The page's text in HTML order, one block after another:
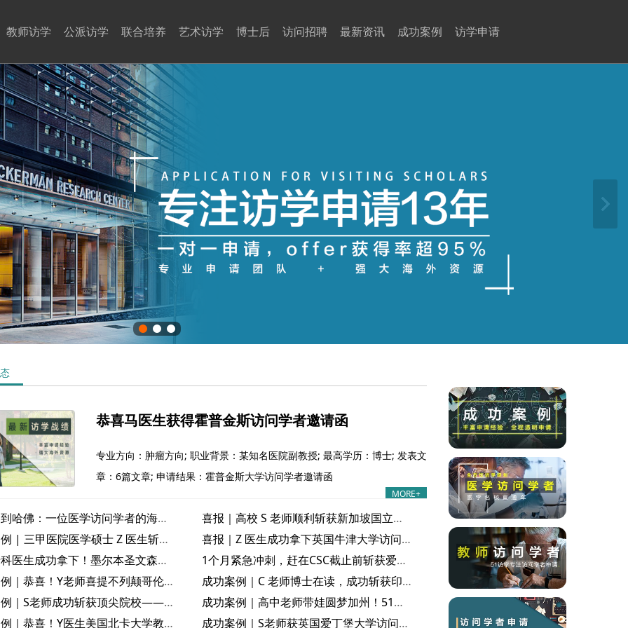
教师访学 公派访学 联合培养 艺术访学 博士后 访问招聘 最新资讯 成功案例 访学申请
恭喜马医生获得霍普金斯访问学者邀请函
专业方向：肿瘤方向; 职业背景：某知名医院副教授; 最高学历：博士; 发表文
章：6篇文章; 申请结果：霍普金斯大学访问学者邀请函
MORE+
从协和到哈佛：一位医学访问学者的海外深造与职业进阶之路
喜报｜高校 S 老师顺利斩获新加坡国立大学访问学者邀请函
成功案例 | 三甲医院医学硕士 Z 医生斩获澳洲皇家墨尔本医院访学邀请函
喜报｜Z 医生成功拿下英国牛津大学访问学者邀请函
肝病专科医生成功拿下！墨尔本圣文森特医院访问学者邀请函到手
1个月紧急冲刺，赶在CSC截止前斩获爱丁堡大学访问学者邀请函
成功案例｜恭喜！Y老师喜提不列颠哥伦比亚大学邀请函
成功案例｜C 老师博士在读，成功斩获印第安纳大学访问学者邀请函！
成功案例｜S老师成功斩获顶尖院校——新加坡国立大学访问学者邀请函
成功案例｜高中老师带娃圆梦加州！51访学网一个月斩获波莫纳分校邀请函
成功案例｜恭喜！Y医生美国北卡大学教堂山分校访问学者邀请函
成功案例｜S老师获英国爱丁堡大学访问学者邀请函